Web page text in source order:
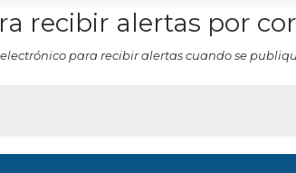
recibir alertas por
para recibir alertas cuando se